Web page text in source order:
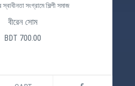
স্বাধীনতা সংগ্রামে শিল্পী সমাজ
বীরেন সোম
BDT 700.00